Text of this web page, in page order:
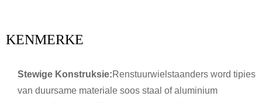
KENMERKE
Stewige Konstruksie:Renstuurwielstaanders word tipies
van duursame materiale soos staal of aluminium